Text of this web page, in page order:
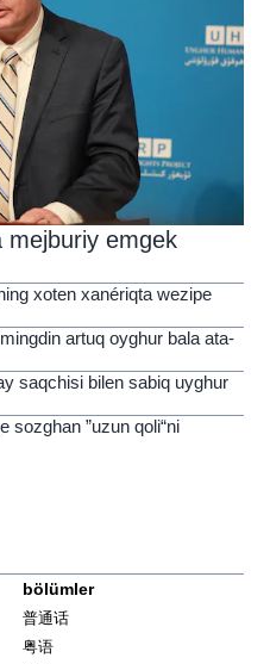
mejburiy emgek
xoten xanériqta wezipe
artuq oyghur bala ata-
saqchisi bilen sabiq uyghur
sozghan ”uzun qoli“ni
bölümler
普通话
粤语